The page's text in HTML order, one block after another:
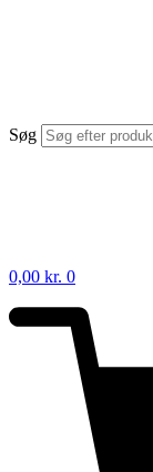
Søg
0,00 kr. 0